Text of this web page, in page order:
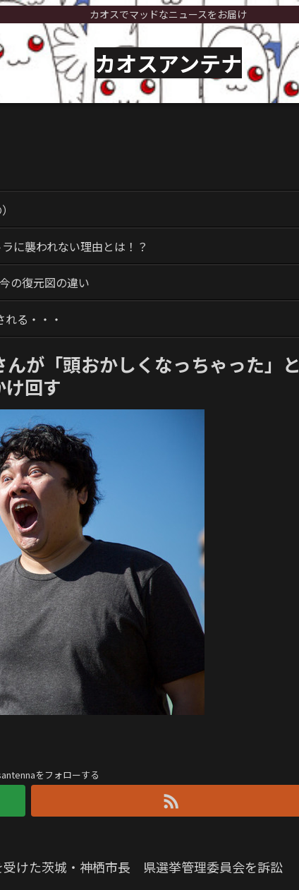
カオスでマッドなニュースをお届け
カオスアンテナ
に襲われない理由とは！？
の復元図の違い
る・・・
が「頭おかしくなっちゃった」と
回す
をフォローする
受けた茨城・神栖市長 県選挙管理委員会を訴訟